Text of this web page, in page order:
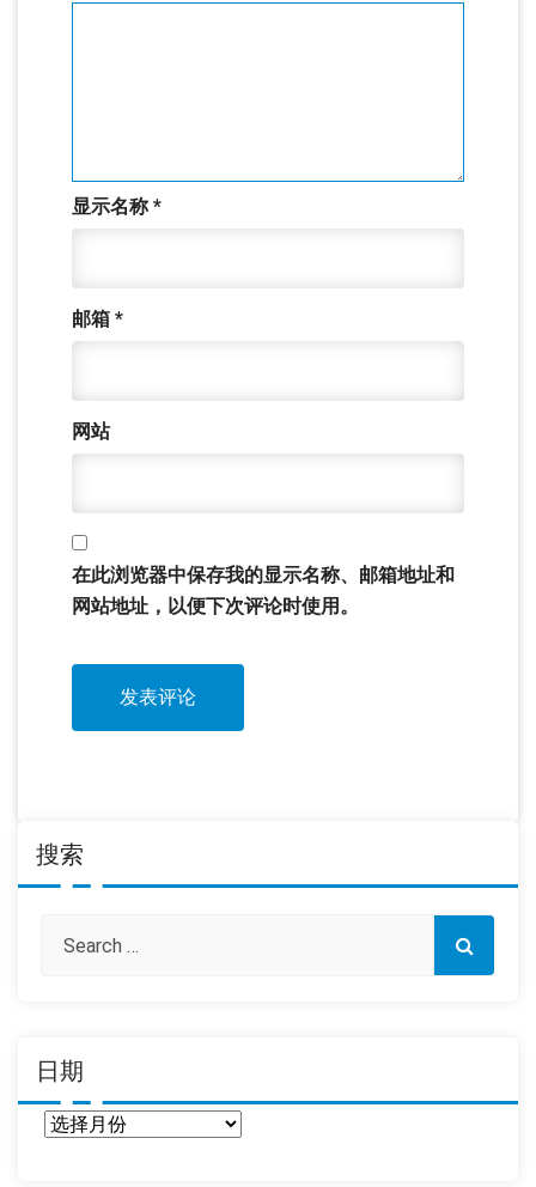
显示名称*
邮箱 *
网站
在此浏览器中保存我的显示名称、邮箱地址和
网站地址，以便下次评论时使用。
搜索
日期